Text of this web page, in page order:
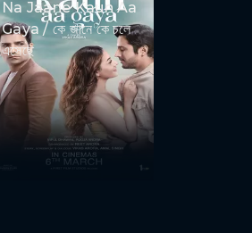
Na Jaane Kaun Aa
Gaya / কে জানে কে চলে
এসেছে